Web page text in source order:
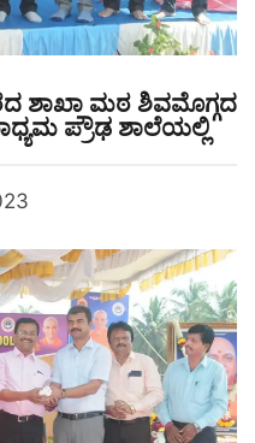
ಶಾಖಾ ಮಠ ಶಿವಮೊಗ್ಗದ
ಪ್ರೌಢ ಶಾಲೆಯಲ್ಲಿ